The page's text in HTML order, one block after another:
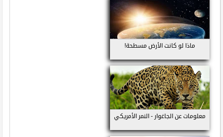
ماذا لو كانت الأرض مسطحة!
معلومات عن الجاغوار - النمر الأمريكي